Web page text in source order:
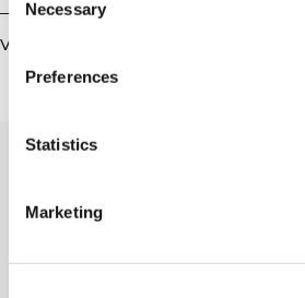
Selection
Necessary
Preferences
Statistics
Marketing
Vergelijkbare producten